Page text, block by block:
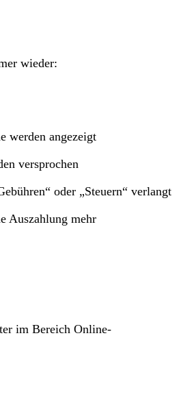
wieder:
werden angezeigt
versprochen
oder „Steuern“ verlangt
Auszahlung mehr
im Bereich Online-